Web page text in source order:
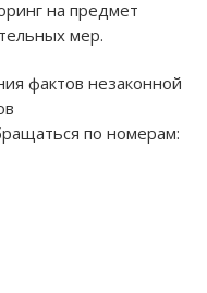
на предмет
мер.
фактов незаконной
по номерам: